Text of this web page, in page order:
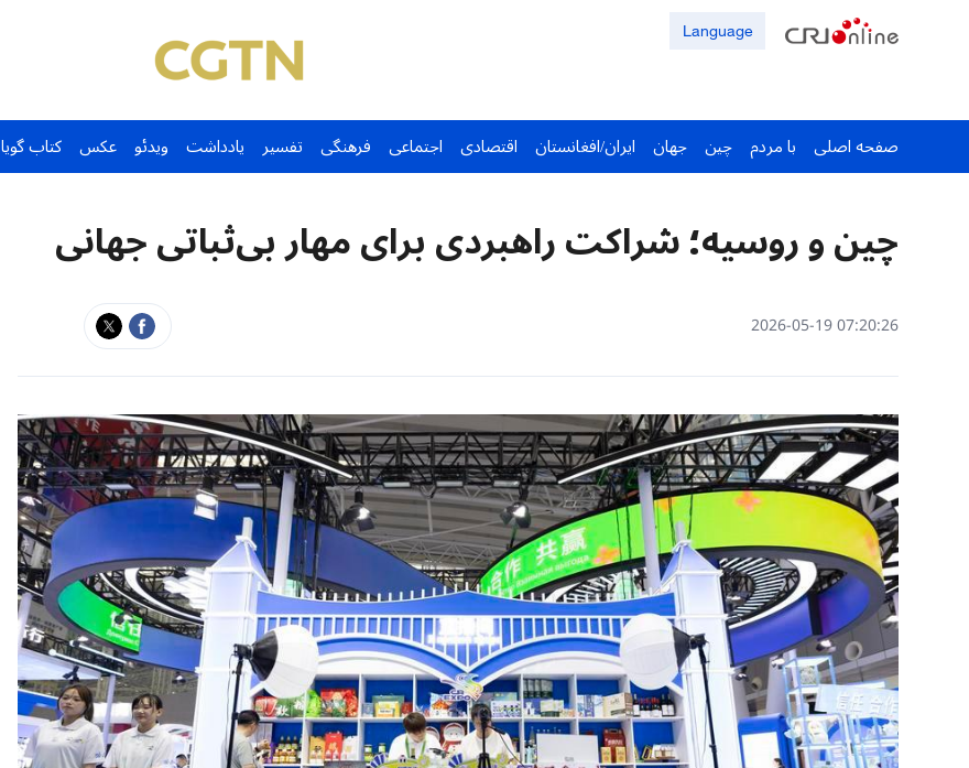
Language
صفحه اصلی با مردم چین جهان ایران/افغانستان اقتصادی اجتماعی فرهنگی تفسیر یادداشت ویدئو عکس کتاب گویا
چین و روسیه؛ شراکت راهبردی برای مهار بی‌ثباتی جهانی
07:20:26 2026-05-19